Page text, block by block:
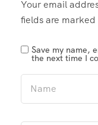
Your email
fields are marked
Save my name,
the next time I